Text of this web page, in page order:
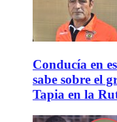
Conducía en
sabe sobre el
Tapia en la